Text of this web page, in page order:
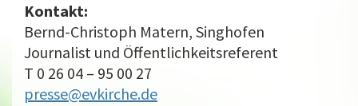
Kontakt:
Bernd-Christoph Matern, Singhofen
Journalist und Öffentlichkeitsreferent
T 0 26 04 – 95 00 27
presse@evkirche.de